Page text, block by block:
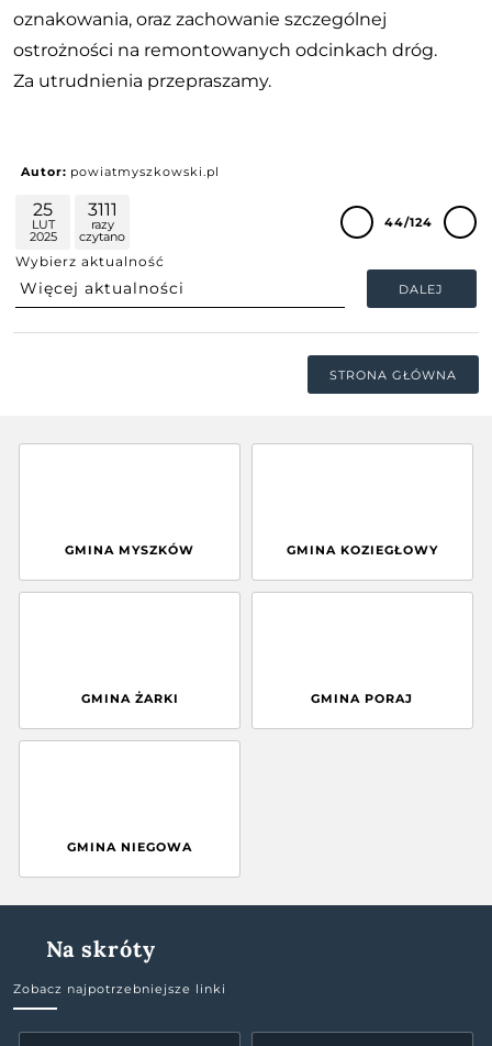
oznakowania, oraz zachowanie szczególnej
ostrożności na remontowanych odcinkach dróg.
Za utrudnienia przepraszamy.
Autor: powiatmyszkowski.pl
25
LUT
2025
3111
razy
czytano
Wybierz aktualność
DALEJ
44/124
STRONA GŁÓWNA
GMINA MYSZKÓW GMINA KOZIEGŁOWY
GMINA ŻARKI GMINA PORAJ
GMINA NIEGOWA
Na skróty
Zobacz najpotrzebniejsze linki